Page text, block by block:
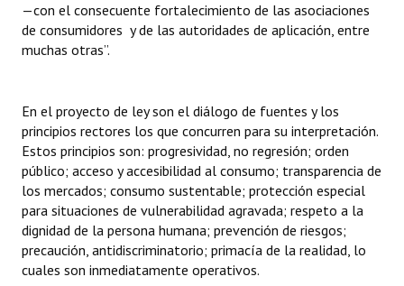
—con el consecuente fortalecimiento de las asociaciones
de consumidores y de las autoridades de aplicación, entre
muchas otras”.
En el proyecto de ley son el diálogo de fuentes y los
principios rectores los que concurren para su interpretación.
Estos principios son: progresividad, no regresión; orden
público; acceso y accesibilidad al consumo; transparencia de
los mercados; consumo sustentable; protección especial
para situaciones de vulnerabilidad agravada; respeto a la
dignidad de la persona humana; prevención de riesgos;
precaución, antidiscriminatorio; primacía de la realidad, lo
cuales son inmediatamente operativos.